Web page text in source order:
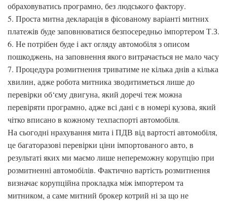
обраховуватись програмно, без людського фактору.
5. Проста митна декларація в фісованому варіанті митних
платежів буде заповнюватися безпосередньо імпортером Т.З.
6. Не потрібен буде і акт огляду автомобіля з описом
пошкоджень, на заповнення якого витрачається не мало часу
7. Процедура розмитнення триватиме не кілька днів а кілька
хвилин, адже робота митника зводитиметься лише до
перевірки об‘єму двигуна, який доречі теж можна
перевіряти програмно, адже всі дані є в номері кузова, який
чітко вписано в кожному техпаспорті автомобіля.
На сьогодні нрахування мита і ПДВ від вартості автомобіля,
це багаторазові перевірки ціни імпортованого авто, в
результаті яких ми маємо лише непереможну корупцію при
розмитненні автомобілів. Фактично вартість розмитнення
визначає корупційна прокладка між імпортером та
митником, а саме митний брокер котрий ні за що не